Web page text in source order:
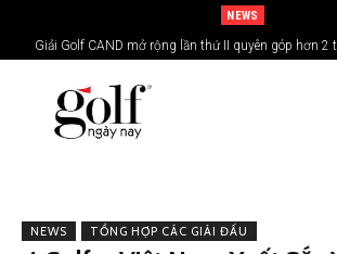
NEWS
Giải Golf CAND mở rộng lần thứ II quyên góp hơn 2
nghĩa vùng biên giới
NEWS TỔNG HỢP CÁC GIẢI ĐẤU